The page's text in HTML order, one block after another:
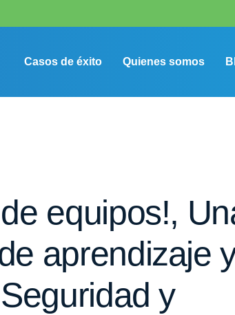
Casos de éxito Quienes somos
equipos!,
aprendizaje
y